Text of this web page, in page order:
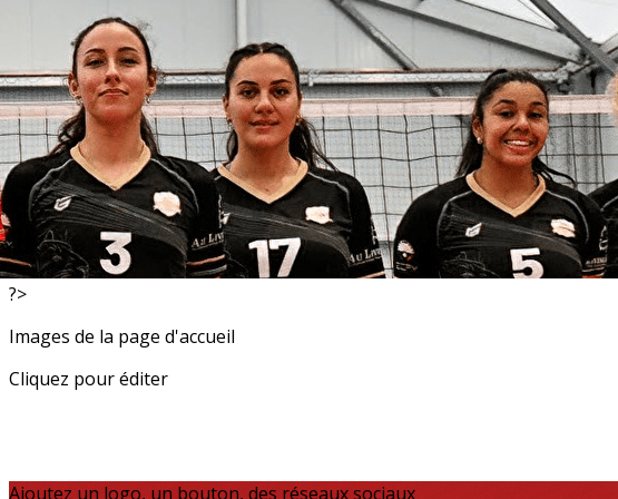
Exporter les lignes sélectionnées
Exporter toutes les colonnes
Exporter uniquement les colonnes affichées
Menu
<
Liens Utiles
Labels
?>
Images de la page d'accueil
Cliquez pour éditer
Ajoutez un logo, un bouton, des réseaux sociaux